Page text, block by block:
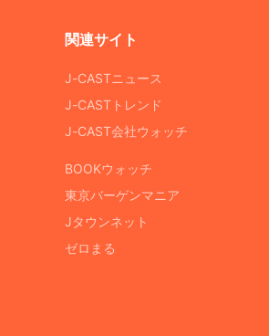
関連サイト
J-CASTニュース
J-CASTトレンド
J-CAST会社ウォッチ
BOOKウォッチ
東京バーゲンマニア
Jタウンネット
ゼロまる